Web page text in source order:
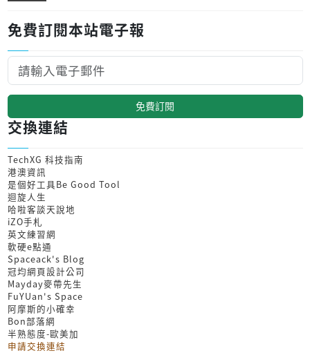
免費訂閱本站電子報
免費訂閱
交換連結
TechXG 科技指南
港澳資訊
是個好工具Be Good Tool
迴旋人生
哈啦客談天說地
iZO手札
英文練習網
軟硬e點通
Spaceack's Blog
冠均網頁設計公司
Mayday麥帶先生
FuYUan's Space
阿摩斯的小確幸
Bon部落網
半熟態度-歐美加
申請交換連結